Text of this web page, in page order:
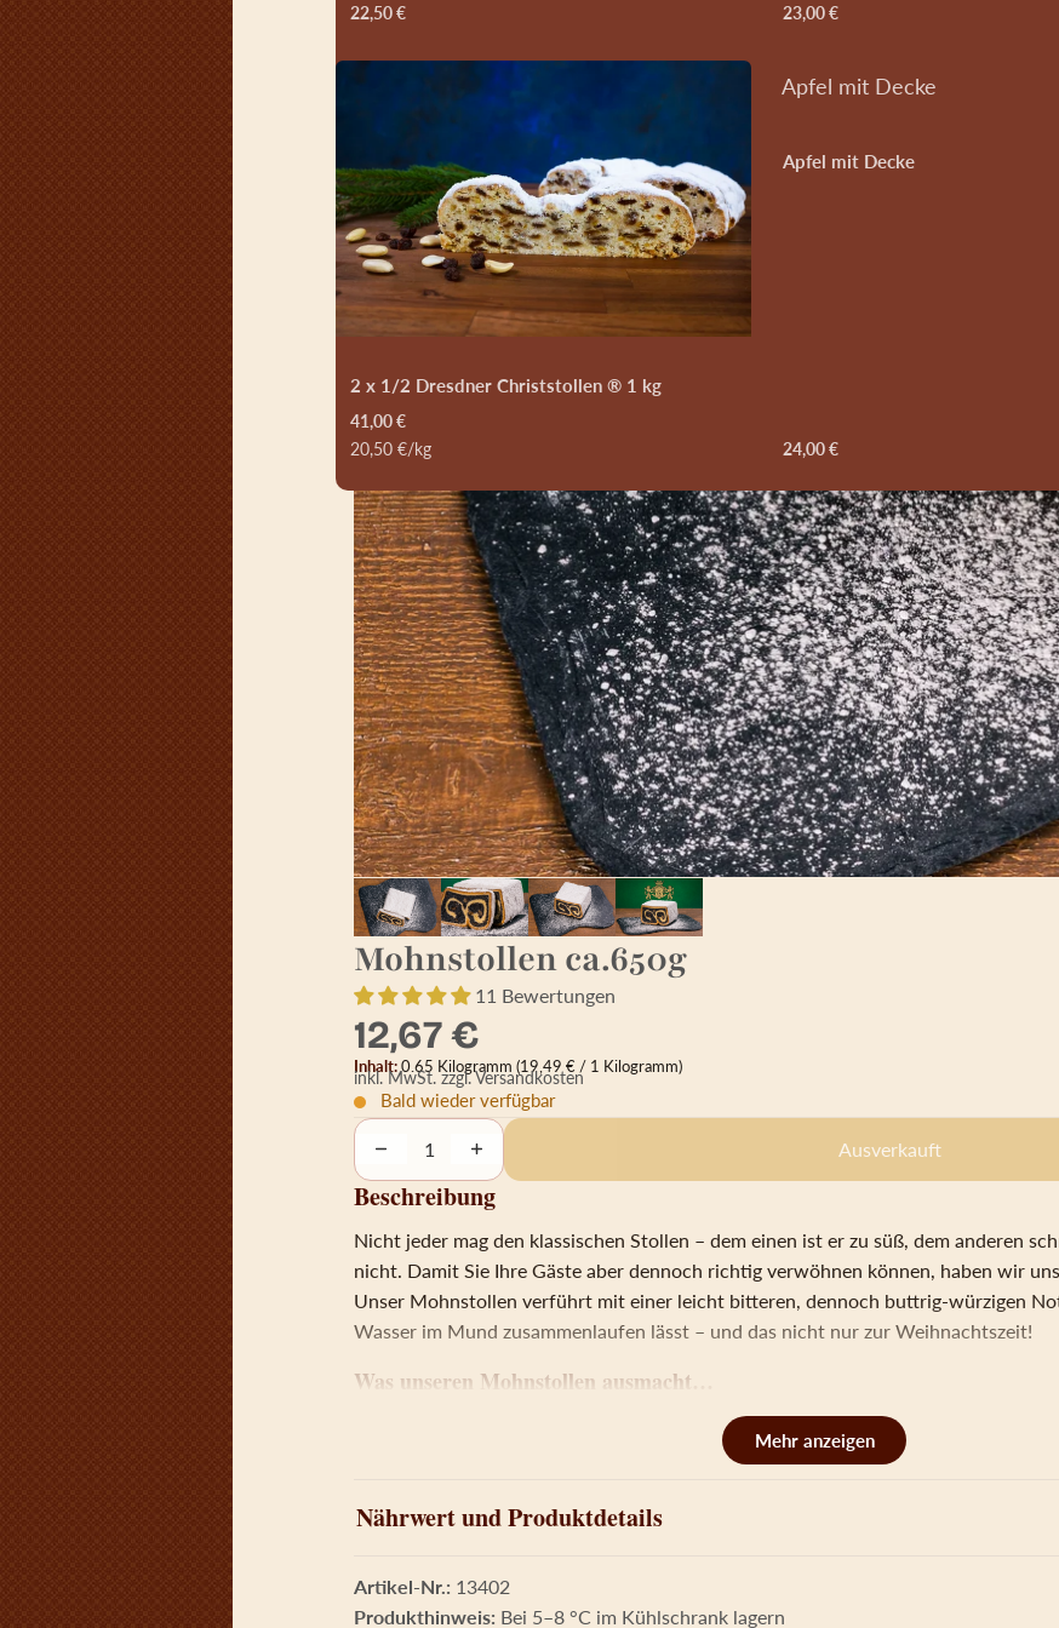
22,50 € 23,00 €
2 x 1/2 Dresdner Christstollen ® 1 kg
41,00 €
Grundpreis
20,50 €/kg20,50 € pro kg
Apfel mit Decke
Apfel mit Decke
24,00 €
Mohnstollen ca.650g
11 Bewertungen
12,67 €
Inhalt:0.65 Kilogramm (19,49 € / 1 Kilogramm)
inkl. MwSt.zzgl. Versandkosten
Bald wieder verfügbar
Decrease quantityIncrease quantity Ausverkauft
Beschreibung
Nicht jeder mag den klassischen Stollen – dem einen ist er zu süß, dem anderen
nicht. Damit Sie Ihre Gäste aber dennoch richtig verwöhnen können, haben wir
Unser Mohnstollen verführt mit einer leicht bitteren, dennoch buttrig-würzigen
Wasser im Mund zusammenlaufen lässt – und das nicht nur zur Weihnachtszeit!
Was unseren Mohnstollen ausmacht…
… ist ganz klar seine unwiderstehliche Mohnfüllung. Während das Gebäck von
schlichten Eindruck macht – ist es doch in einer herkömmlichen Kastenform
wahre Genuss im Inneren. Denn in den typischen Hefeteig, den Sie sicherlich auch
In unserem einzigartigen Backprozess kann sich das Aroma der kleinen, schwarzen
Sorge, sie ist auf keinen Fall zu dominant – im Gegenteil: Sie bildet eine perfekte
Süße des Puderzuckers auf dem Stollen und dem restlichen Teig.
Nährwert und Produktdetails
Artikel-Nr.: 13402
Produkthinweis: Bei 5–8 °C im Kühlschrank lagern